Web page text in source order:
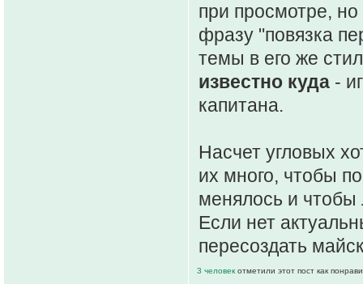
при просмотре,
фразу "повязка
темы в его же
известно куда -
капитана.
Насчет угловых
их много, чтобы
менялось и чтобы
Если нет
пересоздать
3 человек отметили этот пост как